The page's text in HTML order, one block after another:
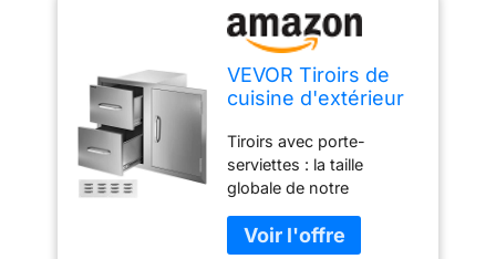
VEVOR Tiroirs de
cuisine d'extérieur
82,5 x 54,9 x 52,1
cm (l x H x P) –
Pour îlot de
barbecue, station
de gril de terrasse,
Tiroirs avec porte-
serviettes : la taille
globale de notre
est de 82,5 x 55,1 x 52,1